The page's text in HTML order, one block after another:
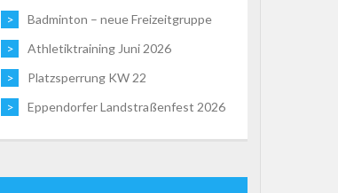
Badminton – neue Freizeitgruppe
Athletiktraining Juni 2026
Platzsperrung KW 22
Eppendorfer Landstraßenfest 2026